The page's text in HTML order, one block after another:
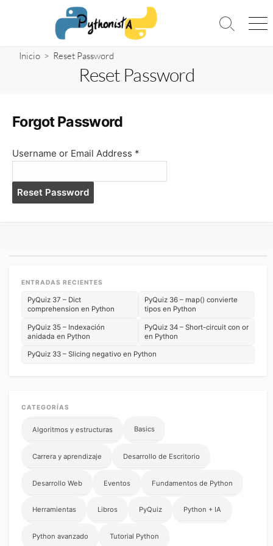
Alternar
Inicio > Reset Password
Reset Password
Forgot Password
Username or Email Address *
ENTRADAS RECIENTES
PyQuiz 37 – Dict
comprehension en Python
PyQuiz 36 – map() convierte
tipos en Python
PyQuiz 35 – Indexación
anidada en Python
PyQuiz 34 – Short-circuit con or
en Python
PyQuiz 33 – Slicing negativo en Python
CATEGORÍAS
Algoritmos y estructuras Basics
Carrera y aprendizaje Desarrollo de Escritorio
Desarrollo Web Eventos Fundamentos de Python
Herramientas Libros PyQuiz Python + IA
Python avanzado Tutorial Python